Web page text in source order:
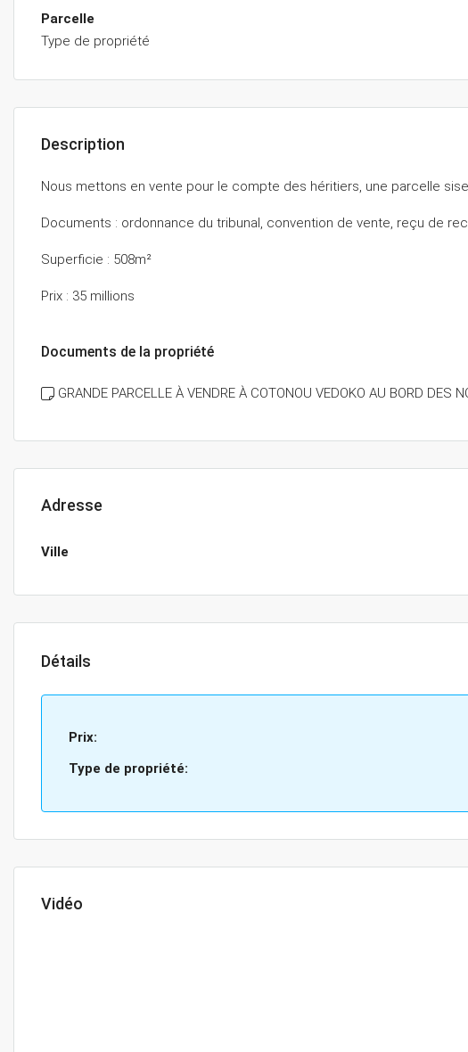
Parcelle
Type de propriété
Description
Nous mettons en vente pour le compte des héritiers, une parcelle
Documents : ordonnance du tribunal, convention de vente, reçu de
Superficie : 508m²
Prix : 35 millions
Documents de la propriété
GRANDE PARCELLE À VENDRE À COTONOU VEDOKO AU BORD DES
Adresse
Ville
Détails
Prix:
Type de propriété:
Vidéo